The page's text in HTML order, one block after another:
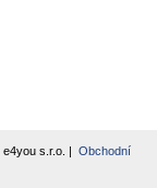
e4you s.r.o. | Obchodní